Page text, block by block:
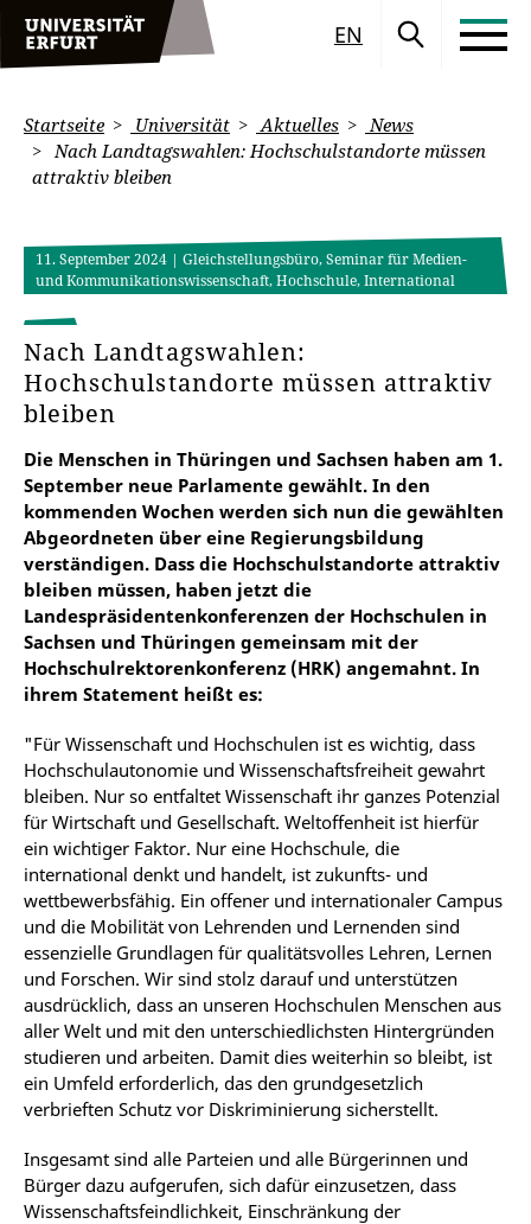
EN
Startseite Universität Aktuelles
News
Nach Landtagswahlen: Hochschulstandorte müssen
attraktiv bleiben
11. September 2024 | Gleichstellungsbüro, Seminar für Medien-
und Kommunikationswissenschaft, Hochschule, International
Nach Landtagswahlen:
Hochschulstandorte müssen attraktiv
bleiben
Die Menschen in Thüringen und Sachsen haben am 1.
September neue Parlamente gewählt. In den
kommenden Wochen werden sich nun die gewählten
Abgeordneten über eine Regierungsbildung
verständigen. Dass die Hochschulstandorte attraktiv
bleiben müssen, haben jetzt die
Landespräsidentenkonferenzen der Hochschulen in
Sachsen und Thüringen gemeinsam mit der
Hochschulrektorenkonferenz (HRK) angemahnt. In
ihrem Statement heißt es:
"Für Wissenschaft und Hochschulen ist es wichtig, dass
Hochschulautonomie und Wissenschaftsfreiheit gewahrt
bleiben. Nur so entfaltet Wissenschaft ihr ganzes Potenzial
für Wirtschaft und Gesellschaft. Weltoffenheit ist hierfür
ein wichtiger Faktor. Nur eine Hochschule, die
international denkt und handelt, ist zukunfts- und
wettbewerbsfähig. Ein offener und internationaler Campus
und die Mobilität von Lehrenden und Lernenden sind
essenzielle Grundlagen für qualitätsvolles Lehren, Lernen
und Forschen. Wir sind stolz darauf und unterstützen
ausdrücklich, dass an unseren Hochschulen Menschen aus
aller Welt und mit den unterschiedlichsten Hintergründen
studieren und arbeiten. Damit dies weiterhin so bleibt, ist
ein Umfeld erforderlich, das den grundgesetzlich
verbrieften Schutz vor Diskriminierung sicherstellt.
Insgesamt sind alle Parteien und alle Bürgerinnen und
Bürger dazu aufgerufen, sich dafür einzusetzen, dass
Wissenschaftsfeindlichkeit, Einschränkung der